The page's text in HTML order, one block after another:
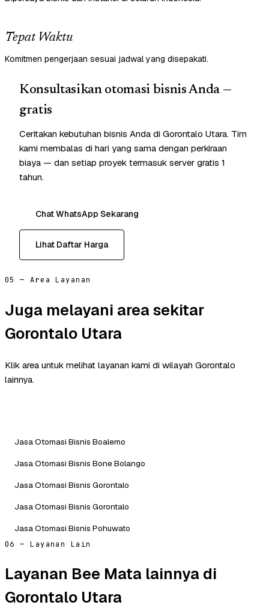
Tepat Waktu
Komitmen pengerjaan sesuai jadwal yang disepakati.
Konsultasikan otomasi bisnis Anda —
gratis
Ceritakan kebutuhan bisnis Anda di Gorontalo Utara. Tim
kami membalas di hari yang sama dengan perkiraan
biaya — dan setiap proyek termasuk server gratis 1
tahun.
Chat WhatsApp Sekarang
Lihat Daftar Harga
05 — Area Layanan
Juga melayani area sekitar
Gorontalo Utara
Klik area untuk melihat layanan kami di wilayah Gorontalo
lainnya.
Jasa Otomasi Bisnis Boalemo
Jasa Otomasi Bisnis Bone Bolango
Jasa Otomasi Bisnis Gorontalo
Jasa Otomasi Bisnis Gorontalo
Jasa Otomasi Bisnis Pohuwato
06 — Layanan Lain
Layanan Bee Mata lainnya di
Gorontalo Utara